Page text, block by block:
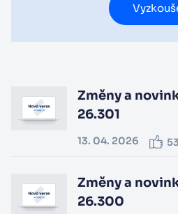
Změny a
26.301
13. 04. 2026 53
Změny a
26.300